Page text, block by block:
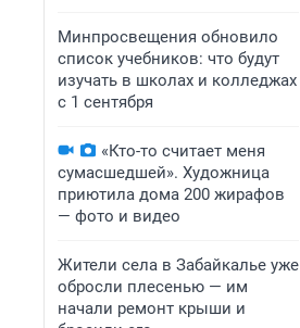
Минпросвещения обновило
список учебников: что будут
изучать в школах и колледжах
с 1 сентября
«Кто-то считает меня
сумасшедшей». Художница
приютила дома 200 жирафов
— фото и видео
Жители села в Забайкалье уже
обросли плесенью — им
начали ремонт крыши и